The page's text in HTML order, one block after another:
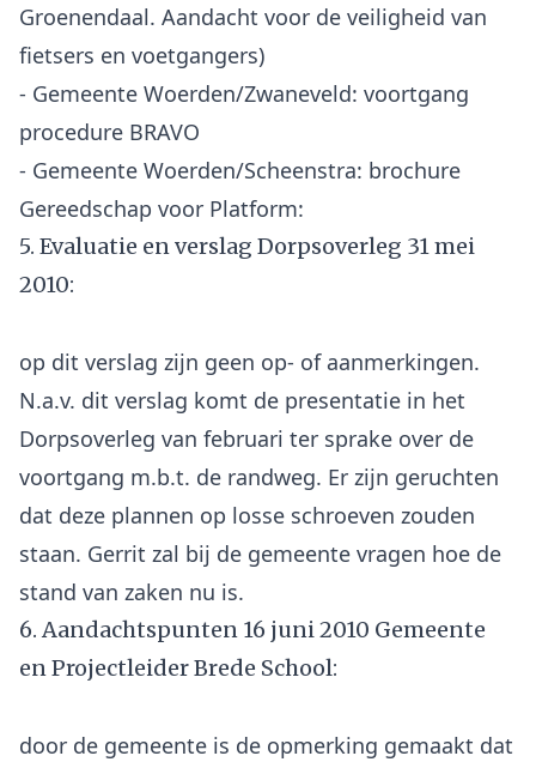
Groenendaal. Aandacht voor de veiligheid van
fietsers en voetgangers)
- Gemeente Woerden/Zwaneveld: voortgang
procedure BRAVO
- Gemeente Woerden/Scheenstra: brochure
5. Evaluatie en verslag Dorpsoverleg 31 mei
2010:
op dit verslag zijn geen op- of aanmerkingen.
N.a.v. dit verslag komt de presentatie in het
Dorpsoverleg van februari ter sprake over de
voortgang m.b.t. de randweg. Er zijn geruchten
dat deze plannen op losse schroeven zouden
staan. Gerrit zal bij de gemeente vragen hoe de
6. Aandachtspunten 16 juni 2010 Gemeente
en Projectleider Brede School:
door de gemeente is de opmerking gemaakt dat